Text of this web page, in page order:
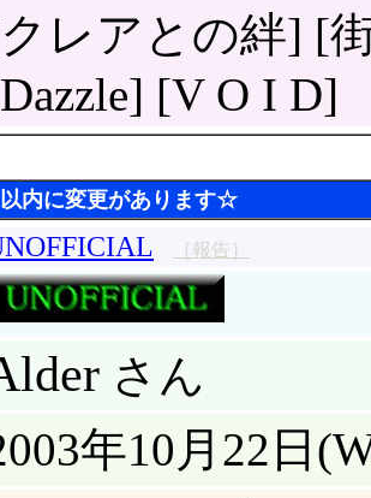
レアとの絆] [
[V O I D]
内に変更があります☆
［報告］
さん
年10月22日